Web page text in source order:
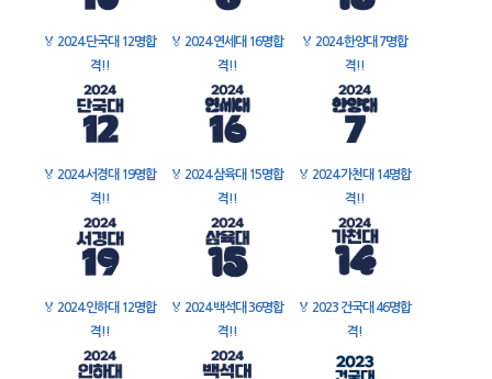
🏅 2024 단국대 12명합
격!!
🏅 2024 연세대 16명합
격!!
🏅 2024 한양대 7명합
격!!
🏅 2024 서경대 19명합
격!!
🏅 2024 삼육대 15명합
격!!
🏅 2024 가천대 14명합
격!!
🏅 2024 인하대 12명합
격!!
🏅 2024 백석대 36명합
격!!
🏅 2023 건국대 46명합
격!